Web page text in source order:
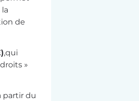
de
,qui
»
partir du